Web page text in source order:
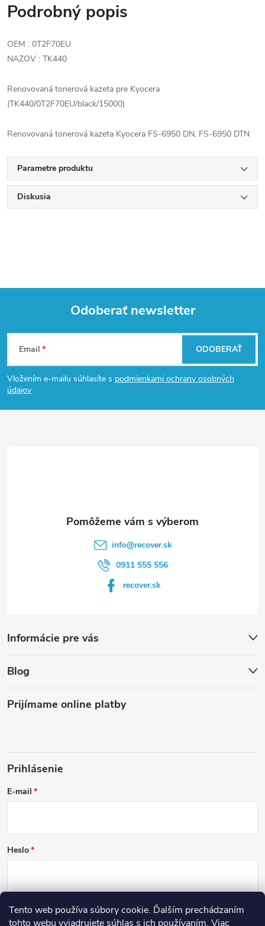
Tento web používa súbory cookie. Ďalším prechádzaním
tohto webu vyjadrujete súhlas s ich používaním. Viac
Podrobný popis
OEM : 0T2F70EU
NAZOV : TK440
Renovovaná tonerová kazeta pre Kyocera
(TK440/0T2F70EU/black/15000)
Renovovaná tonerová kazeta Kyocera FS-6950 DN, FS-6950 DTN
Parametre produktu
Diskusia
Z
á
p
Odoberať newsletter
Email
Vložením e-mailu súhlasíte s podmienkami ochrany osobných
údajov
ODOBERAŤ
info@recover.sk
0911 555 556
recover.sk
Informácie pre vás
Blog
Prijímame online platby
Prihlásenie
E-mail
Heslo
PRIHLÁSIŤ SA